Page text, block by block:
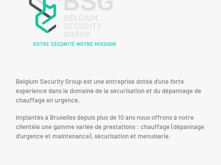
Belgium Security Group est une entreprise dotée d’une forte
expérience dans le domaine de la sécurisation et du dépannage de
chauffage en urgence.
Implantés à Bruxelles depuis plus de 10 ans nous offrons à notre
clientèle une gamme variée de prestations : chauffage (dépannage
d’urgence et maintenance), sécurisation et menuiserie.